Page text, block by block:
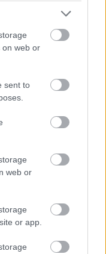
on web or
sent to
web or
or app.